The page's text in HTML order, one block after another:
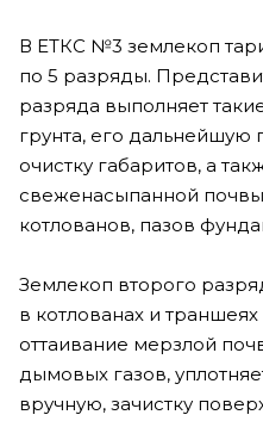
В ЕТКС №3 землекоп
по 5 разряды.
разряда выполняет
грунта, его дальнейшую
очистку габаритов, а
свеженасыпанной
котлованов, пазов
Землекоп второго
в котлованах и
оттаивание мерзлой
дымовых газов,
вручную, зачистку